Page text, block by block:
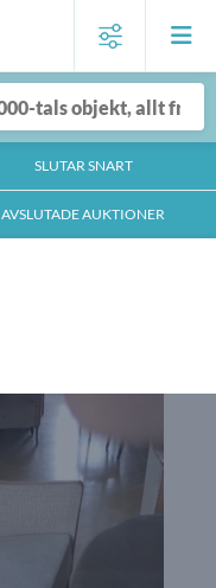
SLUTAR SNART
AVSLUTADE AUKTIONER